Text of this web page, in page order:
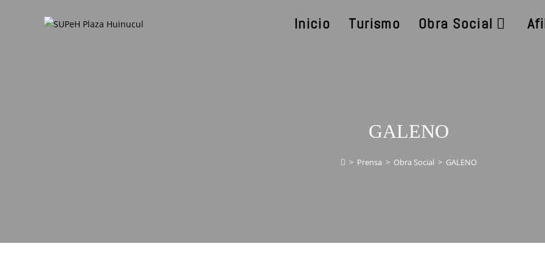
Inicio Turismo Obra Social
GALENO
> Prensa > Obra Social > GALENO